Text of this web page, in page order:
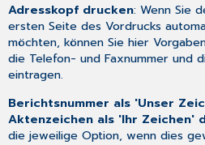
Adresskopf drucken: Wenn Sie
ersten Seite des Vordrucks
möchten, können Sie hier
die Telefon- und Faxnummer und
eintragen.
Berichtsnummer als 'Unser
Aktenzeichen als 'Ihr Zeichen'
die jeweilige Option, wenn dies